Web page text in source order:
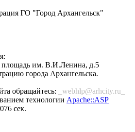
ГО "Город Архангельск"
площадь им. В.И.Ленина, д.5
города Архангельска.
обращайтесь:
_webhlp@arhcity.ru_
технологии Apache::ASP
сек.